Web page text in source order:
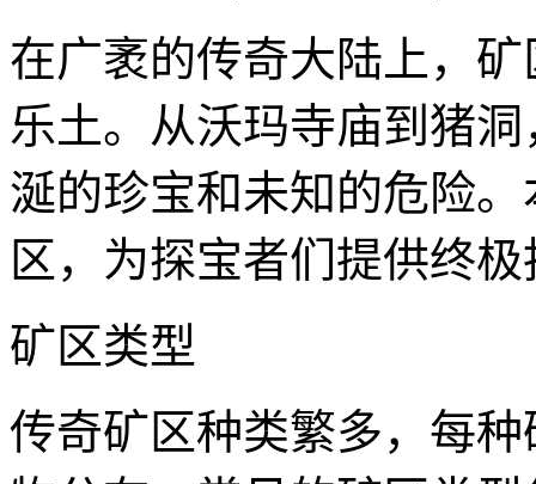
在广袤的传奇大陆上，
乐土。从沃玛寺庙到猪
涎的珍宝和未知的危险
区，为探宝者们提供终
矿区类型
传奇矿区种类繁多，每